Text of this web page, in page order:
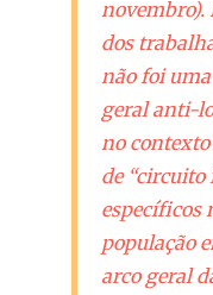
novembro).
dos
não foi
geralanti-
no contexto
de “circuito
específicos
população
arco geral